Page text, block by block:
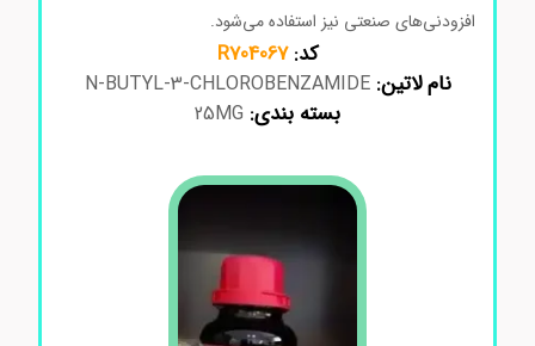
افزودنی‌های صنعتی نیز استفاده می‌شود.
کد:R704067
نام لاتین:N-BUTYL-3-CHLOROBENZAMIDE
بسته بندی:25MG